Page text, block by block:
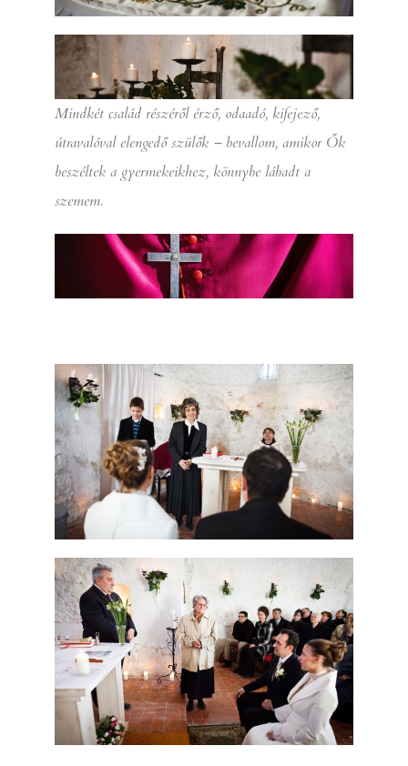
Mindkét család részéről érző, odaadó, kifejező,
útravalóval elengedő szülők – bevallom, amikor Ők
beszéltek a gyermekeikhez, könnybe lábadt a
szemem.